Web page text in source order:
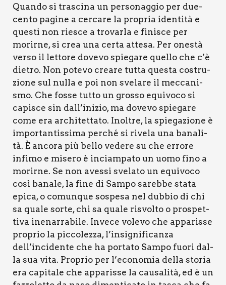
Quan­do si tra­sci­na un per­so­nag­gio per due­
cen­to pagi­ne a cer­ca­re la pro­pria iden­ti­tà e
que­sti non rie­sce a tro­var­la e fini­sce per
morir­ne, si crea una cer­ta atte­sa. Per one­stà
ver­so il let­to­re dove­vo spie­ga­re quel­lo che c’è
die­tro. Non pote­vo crea­re tut­ta que­sta costru­
zio­ne sul nul­la e poi non sve­la­re il mec­ca­ni­
smo. Che fos­se tut­to un gros­so equi­vo­co si
capi­sce sin dall’inizio, ma dove­vo spie­ga­re
come era archi­tet­ta­to. Inol­tre, la spie­ga­zio­ne è
impor­tan­tis­si­ma per­ché si rive­la una bana­li­
tà. È anco­ra più bel­lo vede­re su che erro­re
infi­mo e mise­ro è inciam­pa­to un uomo fino a
morir­ne. Se non aves­si sve­la­to un equi­vo­co
così bana­le, la fine di Sam­po sareb­be sta­ta
epi­ca, o comun­que sospe­sa nel dub­bio di chi
sa qua­le sor­te, chi sa qua­le risvol­to o pro­spet­
ti­va ine­nar­ra­bi­le. Inve­ce vole­vo che appa­ris­se
pro­prio la pic­co­lez­za, l’insignificanza
dell’incidente che ha por­ta­to Sam­po fuo­ri dal­
la sua vita. Pro­prio per l’economia del­la sto­ria
era capi­ta­le che appa­ris­se la cau­sa­li­tà, ed è un